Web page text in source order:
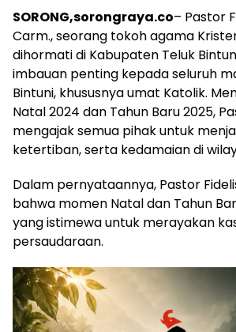
SORONG,sorongraya.co– Pastor
Carm., seorang tokoh agama
dihormati di Kabupaten Teluk
imbauan penting kepada seluruh
Bintuni, khususnya umat Katolik.
Natal 2024 dan Tahun Baru 2025,
mengajak semua pihak untuk
ketertiban, serta kedamaian di
Dalam pernyataannya, Pastor
bahwa momen Natal dan Tahun
yang istimewa untuk merayakan
persaudaraan.